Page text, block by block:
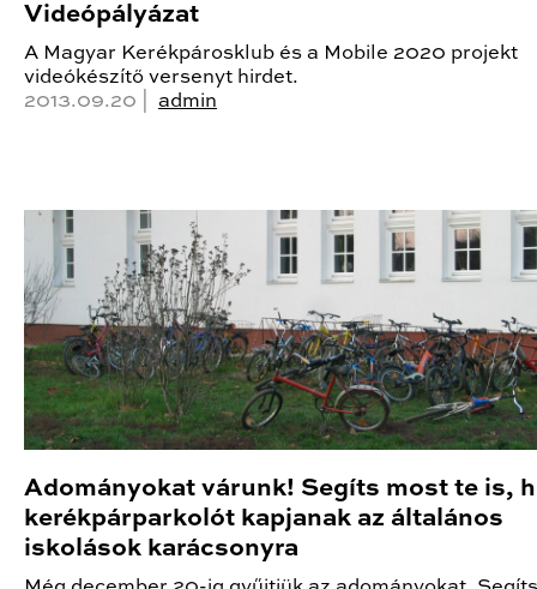
Videópályázat
A Magyar Kerékpárosklub és a Mobile 2020 projekt
videókészítő versenyt hirdet.
2013.09.20 | admin
Adományokat várunk! Segíts most te is,
kerékpárparkolót kapjanak az általános
iskolások karácsonyra